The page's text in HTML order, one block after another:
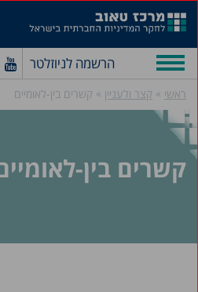
הרשמה לניוזלטר
ראשי » קצר ולעניין » קשרים בין-לאומיים
קשרים בין-